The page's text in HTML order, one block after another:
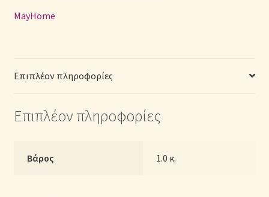
Μ:
Μονόχρωμα
ποσότητα
MayHome
Επιπλέον πληροφορίες
Επιπλέον πληροφορίες
Βάρος 1.0 κ.